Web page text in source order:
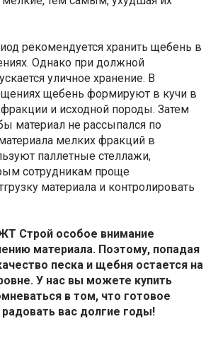
рекомендуется хранить щебень в
Однако при должной
уличное хранение. В
щебень формируют в кучи в
и исходной породы. Затем
материал не рассыпался по
мелких фракций в
паллетные стеллажи,
сотрудникам проще
материала и контролировать
Строй особое внимание
материала. Поэтому, попадая
песка и щебня остается на
У нас вы можете купить
в том, что готовое
вас долгие годы!